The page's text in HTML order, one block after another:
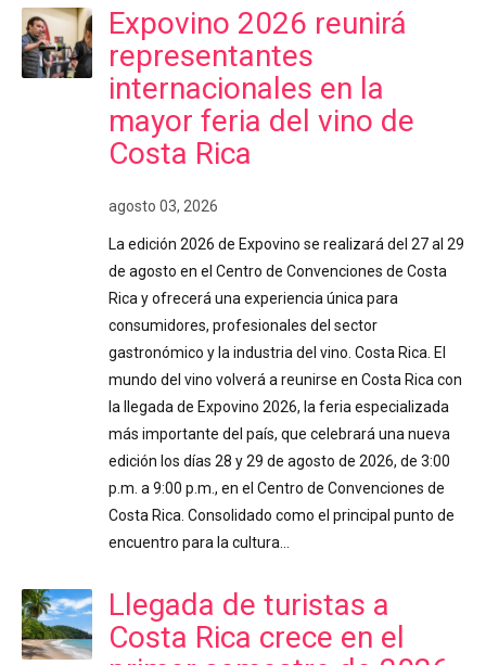
Expovino 2026 reunirá
representantes
internacionales en la
mayor feria del vino de
Costa Rica
agosto 03, 2026
La edición 2026 de Expovino se realizará del 27 al 29
de agosto en el Centro de Convenciones de Costa
Rica y ofrecerá una experiencia única para
consumidores, profesionales del sector
gastronómico y la industria del vino. Costa Rica. El
mundo del vino volverá a reunirse en Costa Rica con
la llegada de Expovino 2026, la feria especializada
más importante del país, que celebrará una nueva
edición los días 28 y 29 de agosto de 2026, de 3:00
p.m. a 9:00 p.m., en el Centro de Convenciones de
Costa Rica. Consolidado como el principal punto de
encuentro para la cultura…
Llegada de turistas a
Costa Rica crece en el